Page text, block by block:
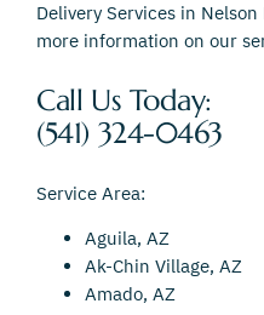
Delivery Services in
more information on our
Call Us Today:
(541) 324-0463
Service Area:
Aguila, AZ
Ak-Chin Village, AZ
Amado, AZ